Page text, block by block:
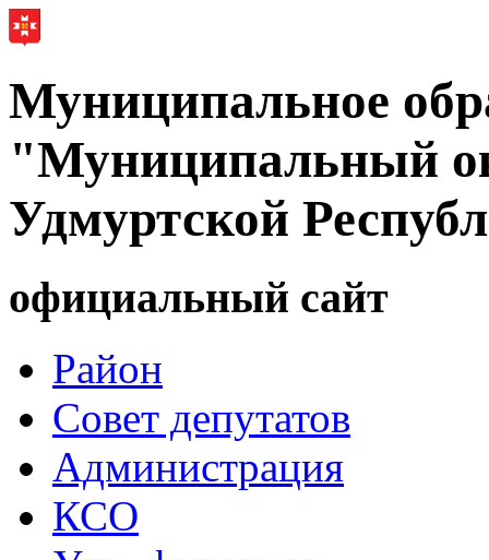
Муниципальное
"Муниципальный
Удмуртской
официальный сайт
Район
Совет депутатов
Администрация
КСО